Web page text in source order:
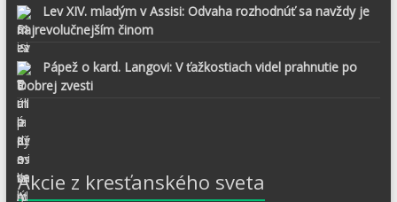
Lev XIV. mladým v Assisi: Odvaha rozhodnúť sa navždy je
najrevolučnejším činom
Pápež o kard. Langovi: V ťažkostiach videl prahnutie po
Dobrej zvesti
Akcie z kresťanského sveta